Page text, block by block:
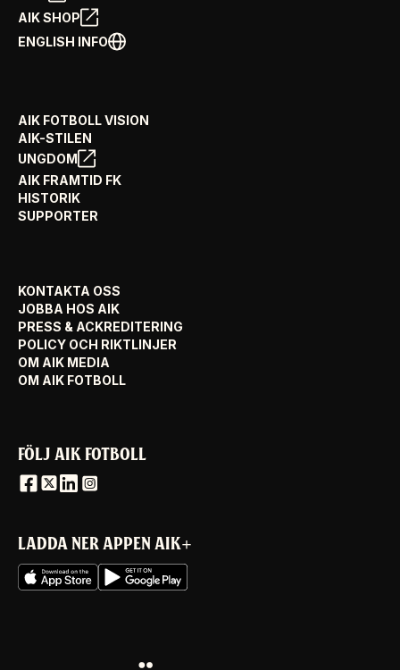
AIK SHOP
ENGLISH INFO
AIK FOTBOLL VISION
AIK-STILEN
UNGDOM
AIK FRAMTID FK
HISTORIK
SUPPORTER
KONTAKTA OSS
JOBBA HOS AIK
PRESS & ACKREDITERING
POLICY OCH RIKTLINJER
OM AIK MEDIA
OM AIK FOTBOLL
FÖLJ AIK FOTBOLL
LADDA NER APPEN AIK+